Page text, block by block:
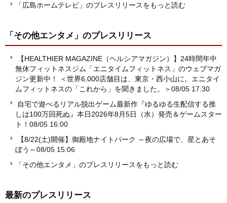
「広島ホームテレビ」のプレスリリースをもっと読む
「その他エンタメ」 のプレスリリース
【HEALTHIER MAGAZINE（ヘルシアマガジン）】24時間年中
無休フィットネスジム「エニタイムフィットネス」のウェブマガ
ジン更新中！ ＜世界6,000店舗目は、東京・西小山に。エニタイ
ムフィットネスの「これから」を聞きました。＞08/05 17:30
自宅で遊べるリアル脱出ゲーム最新作『ゆるゆる生配信する推
しは100万回死ぬ』本日2026年8月5日（水）発売＆ゲームスター
ト！ 08/05 16:00
【8/22(土)開催】御殿地ナイトパーク ～夜の広場で、星とあそ
ぼう～08/05 15:06
「その他エンタメ」のプレスリリースをもっと読む
最新のプレスリリース